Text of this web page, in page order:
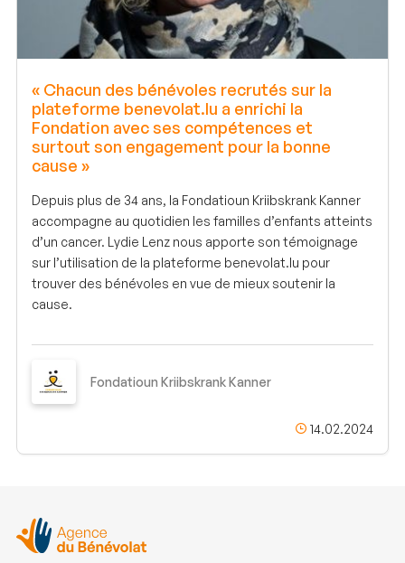
« Chacun des bénévoles recrutés sur la
plateforme benevolat.lu a enrichi la
Fondation avec ses compétences et
surtout son engagement pour la bonne
cause »
Depuis plus de 34 ans, la Fondatioun Kriibskrank Kanner
accompagne au quotidien les familles d’enfants atteints
d’un cancer. Lydie Lenz nous apporte son témoignage
sur l’utilisation de la plateforme benevolat.lu pour
trouver des bénévoles en vue de mieux soutenir la
cause.
Fondatioun Kriibskrank Kanner
14.02.2024